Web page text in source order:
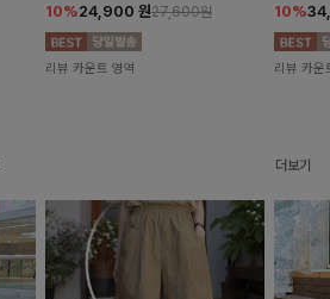
10%24,900 원27,600원
리뷰 카운트 영역
10%
리뷰 카운
더보기